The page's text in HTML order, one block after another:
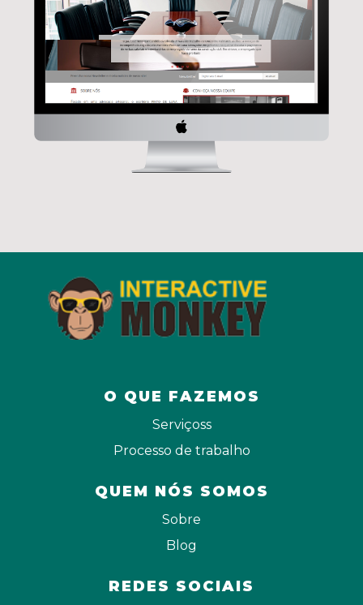
O QUE FAZEMOS
Serviçoss
Processo de trabalho
QUEM NÓS SOMOS
Sobre
Blog
REDES SOCIAIS